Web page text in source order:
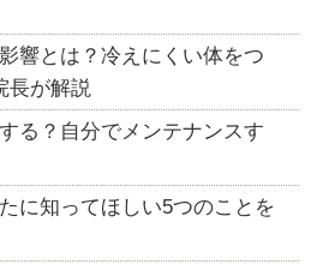
響とは？冷えにくい体をつ
長が解説
る？自分でメンテナンスす
に知ってほしい5つのことを